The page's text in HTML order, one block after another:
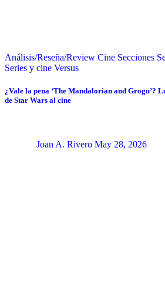
Análisis/Reseña/Review Cine Secciones
Series y cine Versus
¿Vale la pena ‘The Mandalorian and Grogu’?
de Star Wars al cine
Joan A. Rivero May 28, 2026